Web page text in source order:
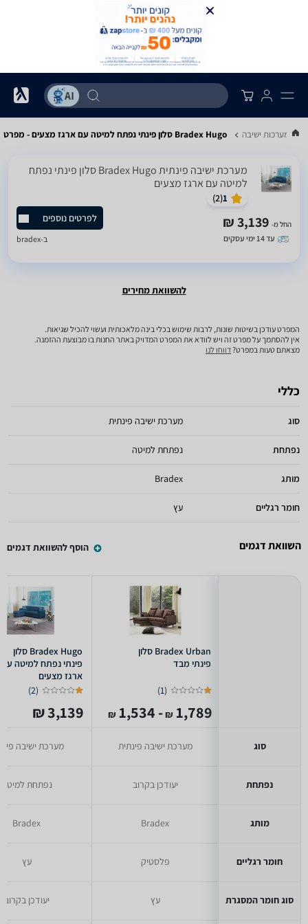
ומערכות ישיבה Bradex Hugo סלון פינתי נפתח למיטה עם ארגז מצעים - מפרט
‏מערכת ישיבה פינתית Bradex Hugo סלון פינתי נפתח
למיטה עם ארגז מצעים
1
(
2
)
החל מ- 3,139 ₪
עד 14 ימי עסקים
לפרטים נוספים
ב-bradex
להשוואת מחירים
המפרט עודכן בשיטות שונות, לרבות שימוש בכלי בינה מלאכותית ועשוי להכיל שגיאות.
אין להסתמך על מפרט זה ויש לוודא את המפרט המדויק באתר החנות בו מבוצעת ההזמנה.
מצאתם טעות במפרט?דווחו לנו
כללי
סוג מערכת ישיבה פינתית
נפתחת נפתחת למיטה
מותג Bradex
חומר רגליים עץ
השוואת דגמים הוסף להשוואת דגמים
סוג
נפתחת
מותג
חומר רגליים
סוג חומר המסגרת
Bradex Urban סלון
פינתי מבד
(
1
)
1,789
₪
- 1,534
₪
מערכת ישיבה פינתית
יעודכן בקרוב
Bradex
פלסטיק
עץ
Bradex Hugo סלון
פינתי נפתח למיטה עם
ארגז מצעים
(
2
)
3,139 ₪
מערכת ישיבה
נפתחת למיטה
Bradex
עץ
יעודכן בקרוב